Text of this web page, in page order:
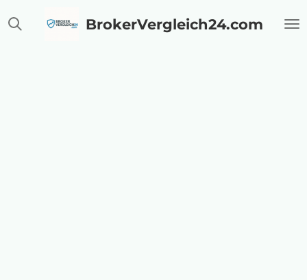
Hauptinhalt
BrokerVergleich24.com